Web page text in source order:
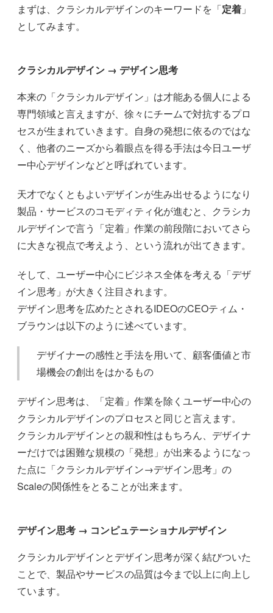
まずは、クラシカルデザインのキーワードを「定着 」
としてみます。
クラシカルデザイン → デザイン思考
本来の「クラシカルデザイン」は才能ある個人による
専門領域と言えますが、徐々にチームで対抗するプロ
セスが生まれていきます。自身の発想に依るのではな
く、他者のニーズから着眼点を得る手法は今日ユーザ
ー中心デザインなどと呼ばれています。
天才でなくともよいデザインが生み出せるようになり
製品・サービスのコモディティ化が進むと、クラシカ
ルデザインで言う「定着」作業の前段階においてさら
に大きな視点で考えよう、という流れが出てきます。
そして、ユーザー中心にビジネス全体を考える「デザ
イン思考」が大きく注目されます。
デザイン思考を広めたとされるIDEOのCEOティム・
ブラウンは以下のように述べています。
デザイナーの感性と手法を用いて、顧客価値と市
場機会の創出をはかるもの
デザイン思考は、「定着」作業を除くユーザー中心の
クラシカルデザインのプロセスと同じと言えます。
クラシカルデザインとの親和性はもちろん、デザイナ
ーだけでは困難な規模の「発想」が出来るようになっ
た点に「クラシカルデザイン→デザイン思考」の
Scaleの関係性をとることが出来ます。
デザイン思考 → コンピュテーショナルデザイン
クラシカルデザインとデザイン思考が深く結びついた
ことで、製品やサービスの品質は今まで以上に向上し
ています。